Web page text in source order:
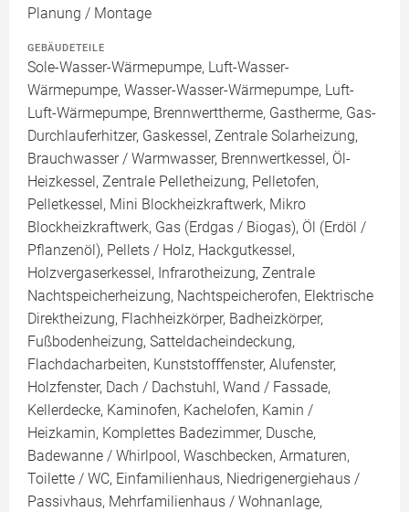
Planung / Montage
GEBÄUDETEILE
Sole-Wasser-Wärmepumpe, Luft-Wasser-
Wärmepumpe, Wasser-Wasser-Wärmepumpe, Luft-
Luft-Wärmepumpe, Brennwerttherme, Gastherme, Gas-
Durchlauferhitzer, Gaskessel, Zentrale Solarheizung,
Brauchwasser / Warmwasser, Brennwertkessel, Öl-
Heizkessel, Zentrale Pelletheizung, Pelletofen,
Pelletkessel, Mini Blockheizkraftwerk, Mikro
Blockheizkraftwerk, Gas (Erdgas / Biogas), Öl (Erdöl /
Pflanzenöl), Pellets / Holz, Hackgutkessel,
Holzvergaserkessel, Infrarotheizung, Zentrale
Nachtspeicherheizung, Nachtspeicherofen, Elektrische
Direktheizung, Flachheizkörper, Badheizkörper,
Fußbodenheizung, Satteldacheindeckung,
Flachdacharbeiten, Kunststofffenster, Alufenster,
Holzfenster, Dach / Dachstuhl, Wand / Fassade,
Kellerdecke, Kaminofen, Kachelofen, Kamin /
Heizkamin, Komplettes Badezimmer, Dusche,
Badewanne / Whirlpool, Waschbecken, Armaturen,
Toilette / WC, Einfamilienhaus, Niedrigenergiehaus /
Passivhaus, Mehrfamilienhaus / Wohnanlage,